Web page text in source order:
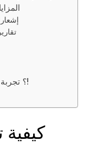
1.
2.
كيف تبدأ مع Connectify؟ تجربة مجانية بانتظرك!